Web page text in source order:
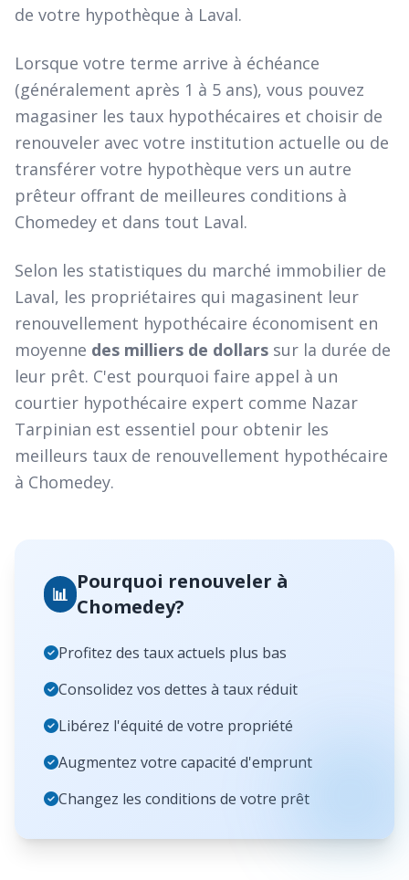
de votre hypothèque à Laval.
Lorsque votre terme arrive à échéance
(généralement après 1 à 5 ans), vous pouvez
magasiner les taux hypothécaires et choisir de
renouveler avec votre institution actuelle ou de
transférer votre hypothèque vers un autre
prêteur offrant de meilleures conditions à
Chomedey et dans tout Laval.
Selon les statistiques du marché immobilier de
Laval, les propriétaires qui magasinent leur
renouvellement hypothécaire économisent en
moyenne des milliers de dollars sur la durée de
leur prêt. C'est pourquoi faire appel à un
courtier hypothécaire expert comme Nazar
Tarpinian est essentiel pour obtenir les
meilleurs taux de renouvellement hypothécaire
à Chomedey.
📊
Pourquoi renouveler à
Chomedey?
Profitez des taux actuels plus bas
Consolidez vos dettes à taux réduit
Libérez l'équité de votre propriété
Augmentez votre capacité d'emprunt
Changez les conditions de votre prêt